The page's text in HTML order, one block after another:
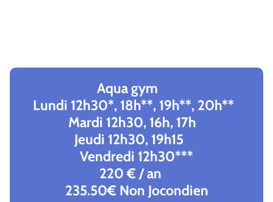
Aqua gym
Lundi 12h30*, 18h**, 19h**, 20h**
Mardi 12h30, 16h, 17h
Jeudi 12h30, 19h15
Vendredi 12h30***
220 € / an
235.50€ Non Jocondien